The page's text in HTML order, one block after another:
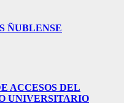
ÑUBLENSE
ACCESOS DEL
UNIVERSITARIO